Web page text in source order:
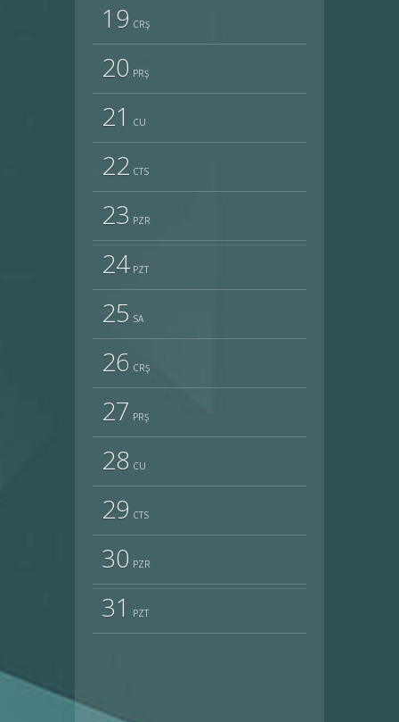
19 CRŞ
20 PRŞ
21 CU
22 CTS
23 PZR
24 PZT
25 SA
26 CRŞ
27 PRŞ
28 CU
29 CTS
30 PZR
31 PZT